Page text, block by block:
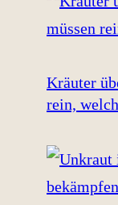
Kräuter
rein,